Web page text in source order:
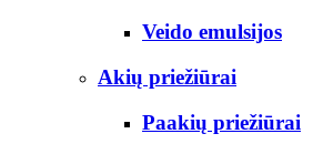
Veido emulsijos
Akių priežiūrai
Paakių priežiūrai